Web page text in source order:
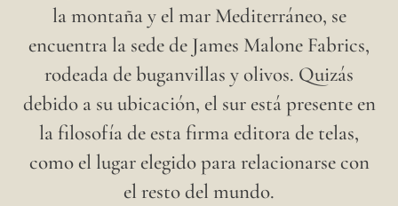
la montaña y el mar Mediterráneo, se
encuentra la sede de James Malone Fabrics,
rodeada de buganvillas y olivos. Quizás
debido a su ubicación, el sur está presente en
la filosofía de esta firma editora de telas,
como el lugar elegido para relacionarse con
el resto del mundo.